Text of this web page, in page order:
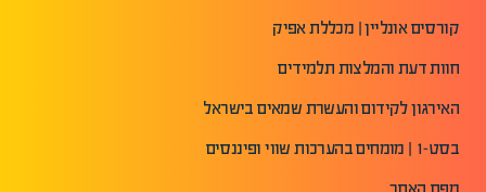
קורסים אונליין | מכללת אפיק
חוות דעת והמלצות תלמידים
האירגון לקידום והעשרת שמאים בישראל
בסט-1 | מומחים בהערכות שווי ופיננסים